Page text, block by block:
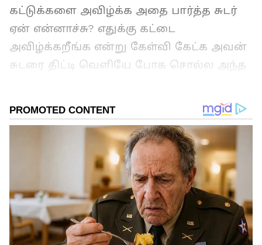
கட்டுக்களை அவிழ்க்க அதை பார்த்த சுடர்
ஏன் என்னாச்சு? எதுக்கு கட்டை
அவிழ்க்கறீங்க என்று கேள்வி கேட்க அவன்
சுடரை திட்டி வெளியே போக சொல்ல அந்த
திட்டு வாங்குவதை பார்த்து ரசிக்கிறாள்.
எழிலுடன் சேர்ந்து அவளும் சுடரை திட்டி
சந்தோசப்பட்டு கொள்கிறாள்.
ஏசியாநெட் தமிழ்-ஐ உங்கள் முதன்மைத்
தேர்வாக்குங்கள்